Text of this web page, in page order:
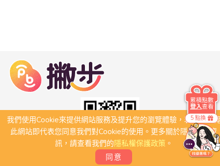
我們使用Cookie來提供網站服務及提升您的瀏覽體驗，若繼續瀏
此網站即代表您同意我們對Cookie的使用。更多關於隱私保護資
訊，請查看我們的隱私權保護政策。
同意
5 點換
累積點數
登入查看